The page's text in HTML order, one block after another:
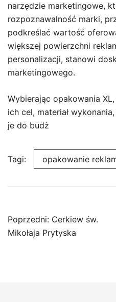
narzędzie marketingowe,
rozpoznawalność marki,
podkreślać wartość
większej powierzchni
personalizacji, stanowi
marketingowego.
Wybierając opakowania
ich cel, materiał
je do budż
Tagi: opakowanie
Nawigacja
wpisu
Poprzedni: Cerkiew św.
Mikołaja Prytyska